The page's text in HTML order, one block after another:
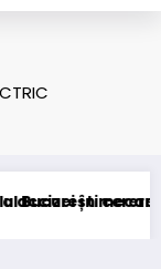
în mecanism
cererea